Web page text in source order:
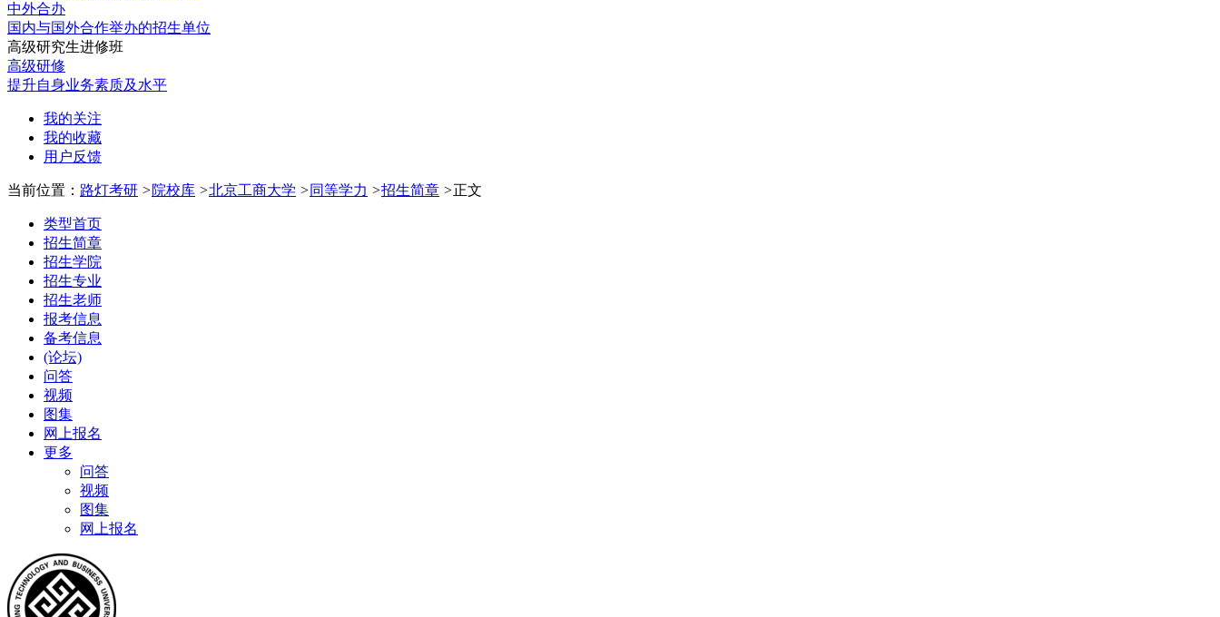
中外合办
国内与国外合作举办的招生单位
高级研究生进修班
高级研修
提升自身业务素质及水平
我的关注
我的收藏
用户反馈
当前位置： 路灯考研 >院校库 >北京工商大学 >同等学力 >招生简章 >正文
类型首页
招生简章
招生学院
招生专业
招生老师
报考信息
备考信息
(论坛)
问答
视频
图集
网上报名
更多
问答
视频
图集
网上报名